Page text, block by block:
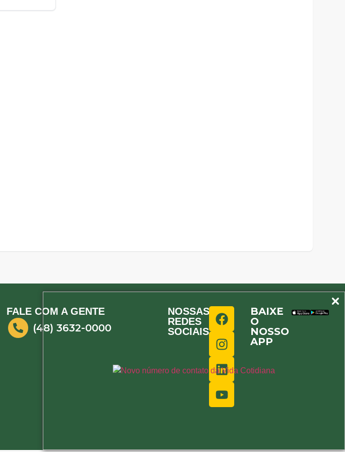
FALE COM A GENTE
(48) 3632-0000
NOSSAS
REDES
SOCIAIS
BAIXE
O
NOSSO
APP